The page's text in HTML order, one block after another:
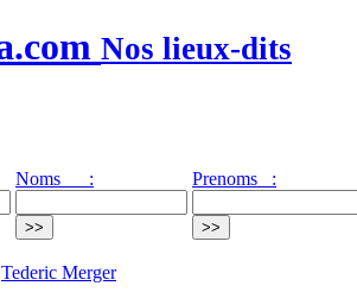
Nos lieux-dits
Noms : Prenoms :
Tederic Merger